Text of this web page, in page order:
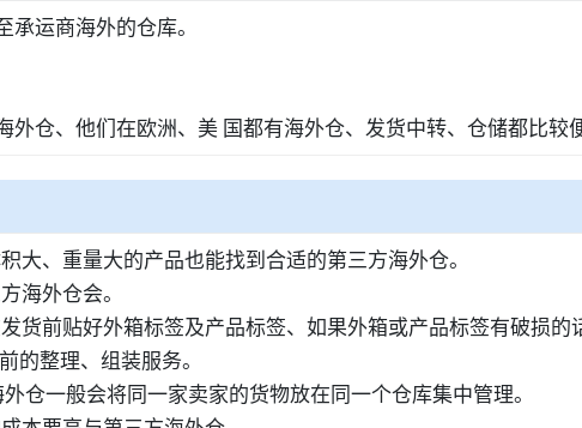
运商海外的仓库。
仓、他们在欧洲、美 国都有海外仓、发货中转、仓储都比较
大、重量大的产品也能找到合适的第三方海外仓。
海外仓会。
前贴好外箱标签及产品标签、如果外箱或产品标签有破损的
的整理、组装服务。
仓一般会将同一家卖家的货物放在同一个仓库集中管理。